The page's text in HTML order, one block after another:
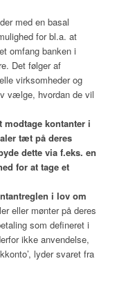
med en basal
for bl.a. at
omfang banken i
Det følger af
virksomheder og
vælge, hvordan de vil
modtage kontanter i
tæt på deres
dette via f.eks. en
for at tage et
i lov om
eller mønter på deres
som defineret i
ikke anvendelse,
lyder svaret fra